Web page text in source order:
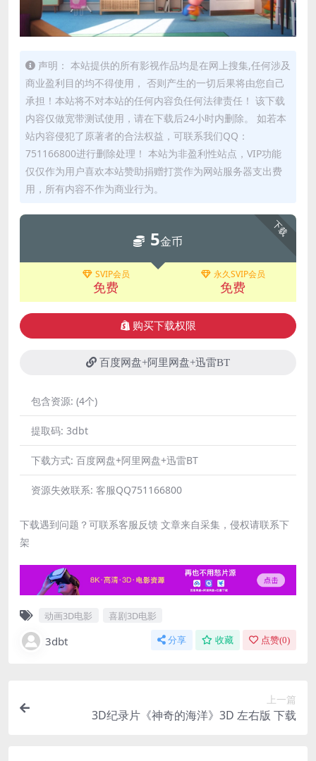
声明： 本站提供的所有影视作品均是在网上搜集,任何涉及
商业盈利目的均不得使用， 否则产生的一切后果将由您自己
承担！本站将不对本站的任何内容负任何法律责任！ 该下载
内容仅做宽带测试使用，请在下载后24小时内删除。 如若本
站内容侵犯了原著者的合法权益，可联系我们QQ：
751166800进行删除处理！ 本站为非盈利性站点，VIP功能
仅仅作为用户喜欢本站赞助捐赠打赏作为网站服务器支出费
用，所有内容不作为商业行为。
下载
5金币
SVIP会员
免费
永久SVIP会员
免费
购买下载权限
百度网盘+阿里网盘+迅雷BT
包含资源: (4个)
提取码: 3dbt
下载方式: 百度网盘+阿里网盘+迅雷BT
资源失效联系: 客服QQ751166800
下载遇到问题？可联系客服反馈 文章来自采集，侵权请联系下
架
动画3D电影 喜剧3D电影
3dbt 分享 收藏 点赞(0)
上一篇
3D纪录片《神奇的海洋》3D 左右版 下载